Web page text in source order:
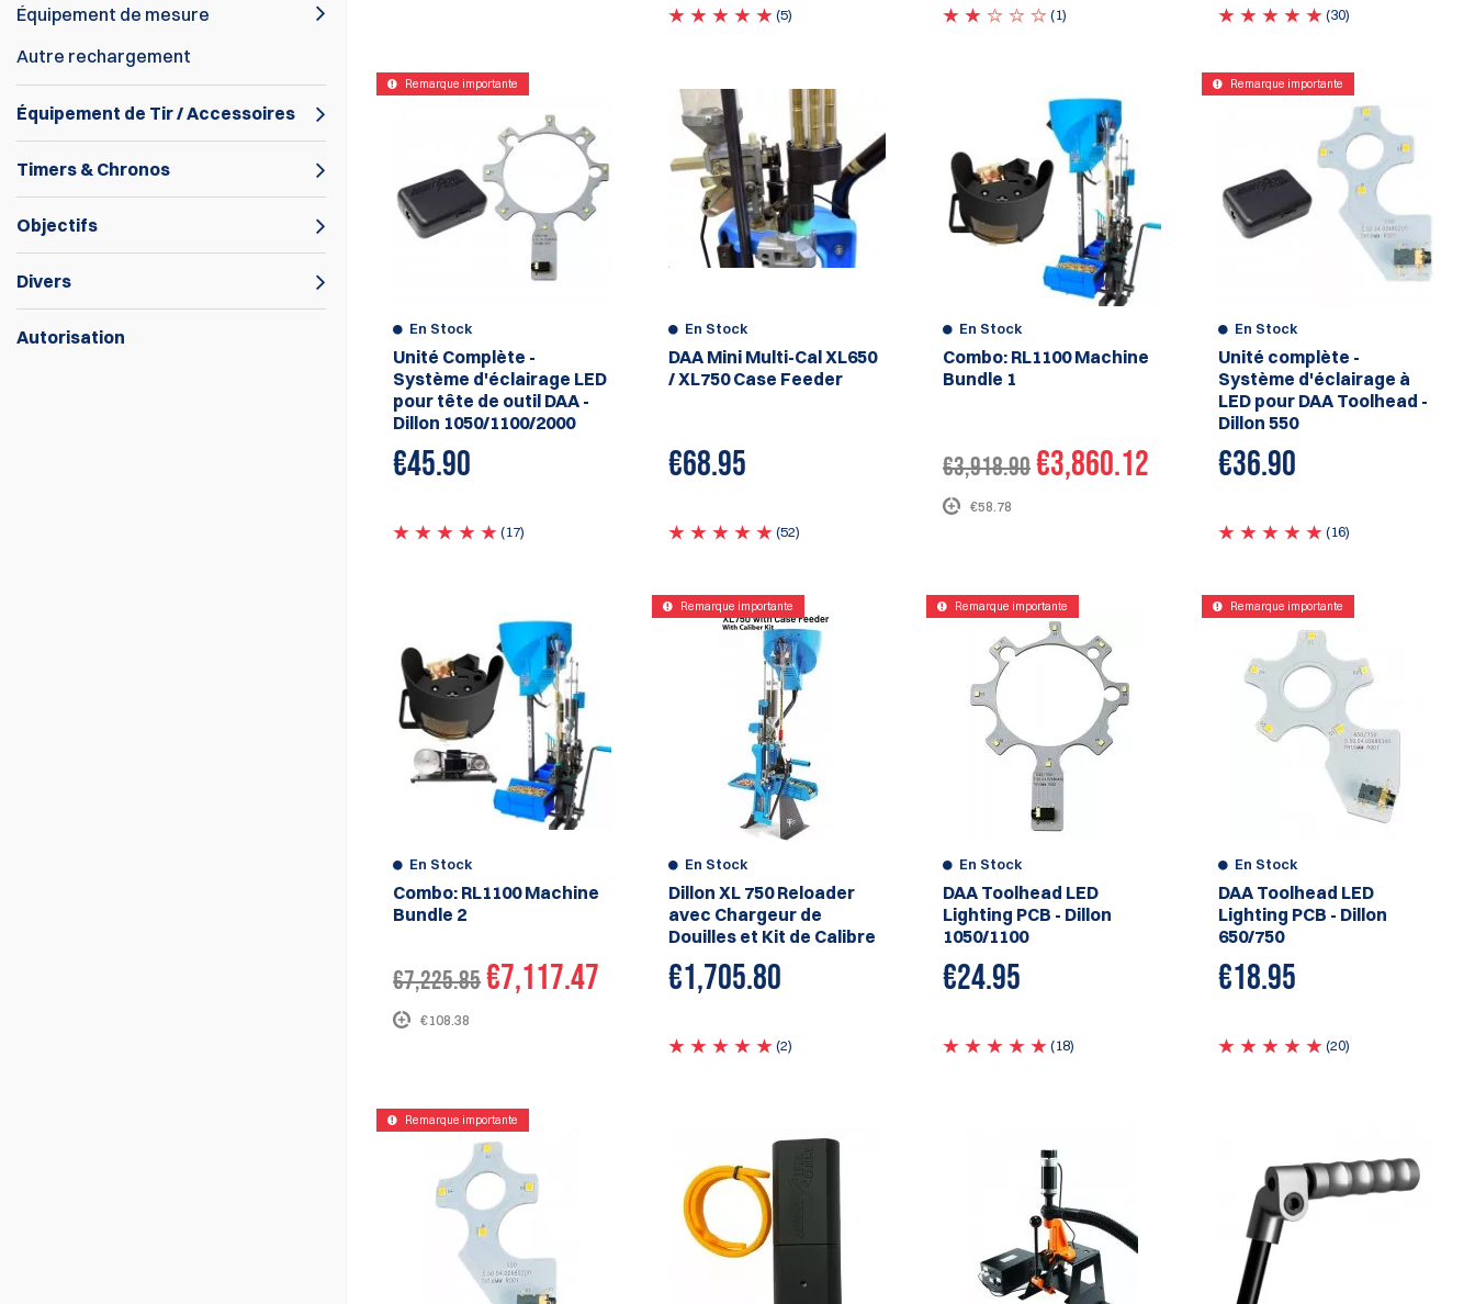
Équipement de mesure
Autre rechargement
Équipement de Tir / Accessoires
Timers & Chronos
Objectifs
Divers
Autorisation
(5) (1) (30)
En Stock
Unité Complète -
Système d'éclairage LED
pour tête de outil DAA -
Dillon 1050/1100/2000
€45.90
(17)
Remarque importante
En Stock
DAA Mini Multi-Cal XL650
/ XL750 Case Feeder
€68.95
(52)
En Stock
Combo: RL1100 Machine
Bundle 1
€3,918.90€3,860.12
€58.78
En Stock
Unité complète -
Système d'éclairage à
LED pour DAA Toolhead -
Dillon 550
€36.90
(16)
Remarque importante
En Stock
Combo: RL1100 Machine
Bundle 2
€7,225.85€7,117.47
€108.38
En Stock
Dillon XL 750 Reloader
avec Chargeur de
Douilles et Kit de Calibre
€1,705.80
(2)
Remarque importante
En Stock
DAA Toolhead LED
Lighting PCB - Dillon
1050/1100
€24.95
(18)
Remarque importante
En Stock
DAA Toolhead LED
Lighting PCB - Dillon
650/750
€18.95
(20)
Remarque importante
Remarque importante